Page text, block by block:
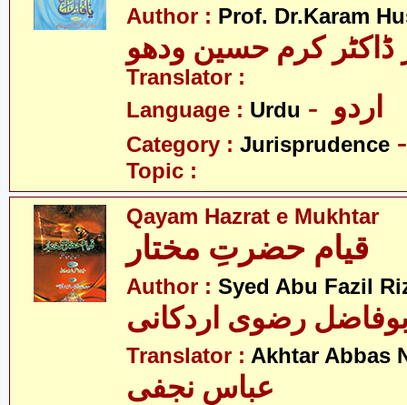
Author : Prof. Dr.Karam
ڈاکٹر کرم حسین ودھو
Translator :
Language : Urdu
Category : Jurisprudence
Topic :
Qayam Hazrat e Mukhtar
قیام حضرتِ مختار
Author : Syed Abu Fazil
رضوی اردکانی
Translator : Akhtar Abbas
عباس نجفی